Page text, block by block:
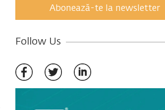
Abonează-te la newsletter
Follow Us